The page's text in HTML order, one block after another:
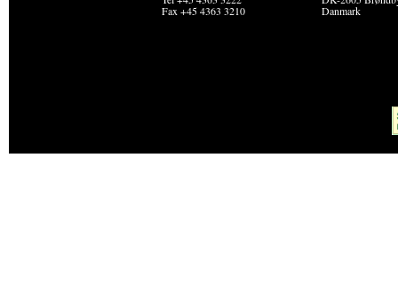
Fax +45 4363 3210
Danmark